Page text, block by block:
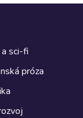
sci-fi
próza